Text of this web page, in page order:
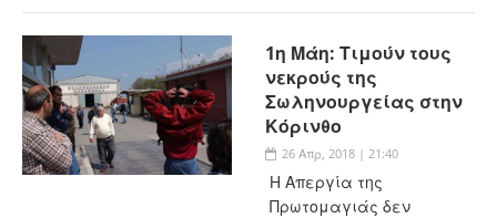
1η Μάη: Τιμούν τους
νεκρούς της
Σωληνουργείας στην
Κόρινθο
26 Απρ, 2018 | 21:40
Η Απεργία της
Πρωτομαγιάς δεν